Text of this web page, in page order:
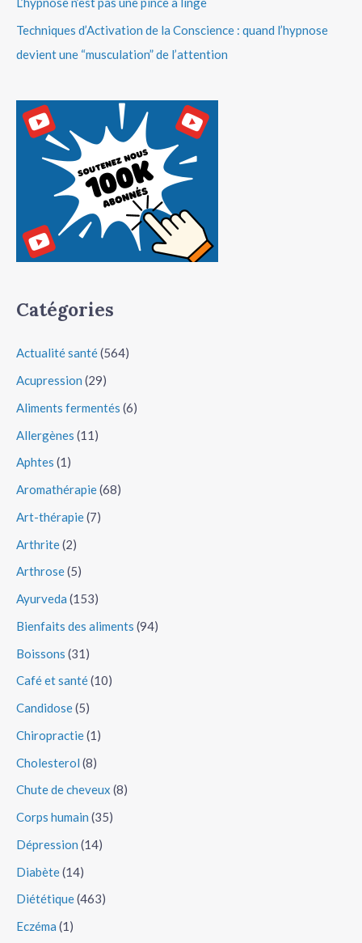
Techniques d’Activation de la Conscience : quand l’hypnose
devient une “musculation” de l’attention
Catégories
Actualité santé(564)
Acupression (29)
Aliments fermentés (6)
Allergènes (11)
Aphtes (1)
Aromathérapie(68)
Art-thérapie(7)
Arthrite(2)
Arthrose(5)
Ayurveda (153)
Bienfaits des aliments (94)
Boissons (31)
Café et santé(10)
Candidose(5)
Chiropractie(1)
Cholesterol (8)
Chute de cheveux (8)
Corps humain (35)
Dépression (14)
Diabète(14)
Diététique(463)
Eczéma (1)